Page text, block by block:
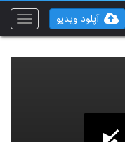
Toggle
آپلود ویدیو